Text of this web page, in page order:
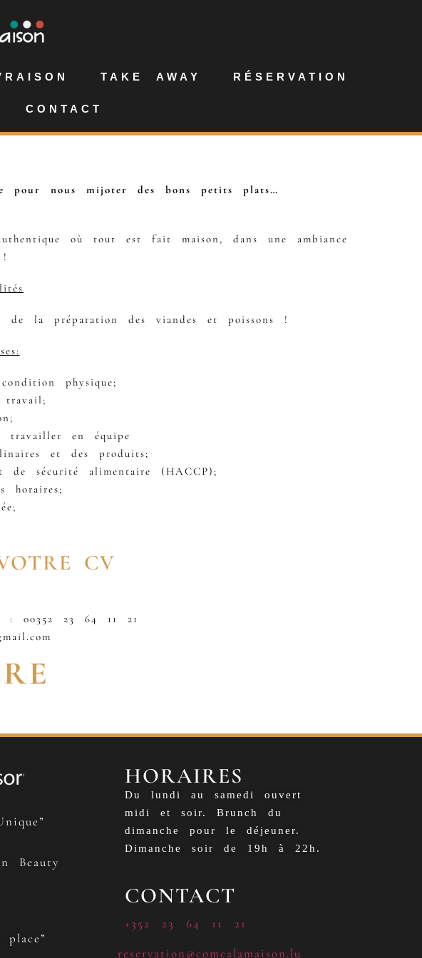
TAKE AWAY RÉSERVATION
CONTACT
pour nous mijoter des bons petits plats…
où tout est fait maison, dans une ambiance
la préparation des viandes et poissons !
physique;
travail;
travailler en équipe
et des produits;
de sécurité alimentaire (HACCP);
horaires;
CV
: 00352 23 64 11 21
Beauty
HORAIRES
Du lundi au samedi ouvert
midi et soir. Brunch du
dimanche pour le déjeuner.
Dimanche soir de 19h à 22h.
CONTACT
+352 23 64 11 21
reservation@comealamaison.lu